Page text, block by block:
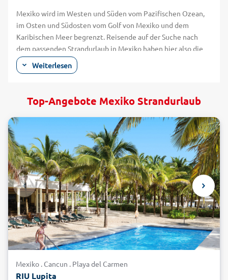
Mexiko wird im Westen und Süden vom Pazifischen Ozean,
im Osten und Südosten vom Golf von Mexiko und dem
Karibischen Meer begrenzt. Reisende auf der Suche nach
dem passenden Strandurlaub in Mexiko haben hier also die
Qual der Wahl. Zu den schönsten Küsten- und
Strandregionen gehört zweifelsohne die mexikanische
warten wahre Bilderbuchstrände auf Badeurlauber und
Erholungsuchende – mit feinem, weißem Sand, türkisblauem
Meer und vielen Palmen. Ganzjährige Temperaturen
zwischen 25 und 33 Grad tragen ihren Teil dazu bei, dass die
mexikanische Karibikküste, die auch Riviera Maya genannt
wird, eine der beliebtesten Regionen für einen Badeurlaub
in dem nordamerikanischen Land ist. Doch nicht nur zum
Baden und Sonnen, auch für Erkundungstouren in der
Unterwasserwelt des karibischen Meeres bietet ein
Strandurlaub an der Riviera Maya beste Voraussetzungen.
Denn das klare Wasser, die vielseitige Unterwasserlandschaft
mit ihren Cenotes und Höhlen sowie die besonders
artenreiche Flora und Fauna des karibischen Meeres machen
das Schnorcheln und Tauchen im Urlaub in Mexiko zur
besonderen Freude. In beliebten Ferienorten wie Cancún
können Sie mit alltours ansprechende Hotels für Ihre
Weiterlesen
Top-Angebote Mexiko Strandurlaub
Mexiko . Cancun . Playa del Carmen
RIU Lupita